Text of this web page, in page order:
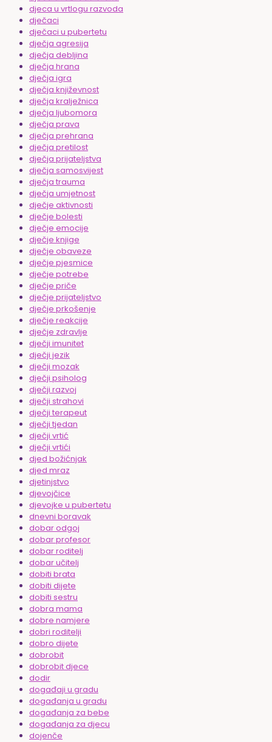
djeca u vrtlogu razvoda
dječaci
dječaci u pubertetu
dječja agresija
dječja debljina
dječja hrana
dječja igra
dječja književnost
dječja kralježnica
dječja ljubomora
dječja prava
dječja prehrana
dječja pretilost
dječja prijateljstva
dječja samosvijest
dječja trauma
dječja umjetnost
dječje aktivnosti
dječje bolesti
dječje emocije
dječje knjige
dječje obaveze
dječje pjesmice
dječje potrebe
dječje priče
dječje prijateljstvo
dječje prkošenje
dječje reakcije
dječje zdravlje
dječji imunitet
dječji jezik
dječji mozak
dječji psiholog
dječji razvoj
dječji strahovi
dječji terapeut
dječji tjedan
dječji vrtić
dječji vrtići
djed božićnjak
djed mraz
djetinjstvo
djevojčice
djevojke u pubertetu
dnevni boravak
dobar odgoj
dobar profesor
dobar roditelj
dobar učitelj
dobiti brata
dobiti dijete
dobiti sestru
dobra mama
dobre namjere
dobri roditelji
dobro dijete
dobrobit
dobrobit djece
dodir
događaji u gradu
događanja u gradu
događanja za bebe
događanja za djecu
dojenče